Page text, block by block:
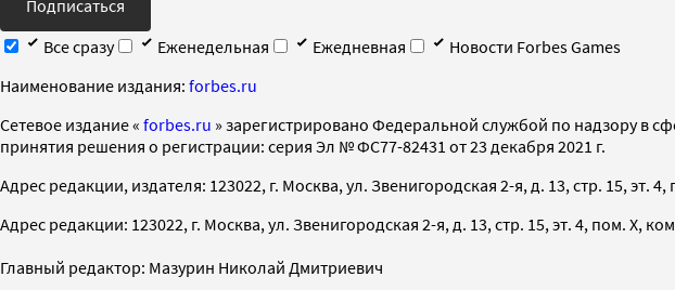
Подписаться
Все сразу
Еженедельная Ежедневная
Новости Forbes Games
Наименование издания: forbes.ru
Cетевое издание « forbes.ru » зарегистрировано Федеральной службой по надзору в
принятия решения о регистрации: серия Эл № ФС77-82431 от 23 декабря 2021 г.
Адрес редакции, издателя: 123022, г. Москва, ул. Звенигородская 2-я, д. 13, стр. 15, эт. 4,
Адрес редакции: 123022, г. Москва, ул. Звенигородская 2-я, д. 13, стр. 15, эт. 4, пом. X,
Главный редактор: Мазурин Николай Дмитриевич